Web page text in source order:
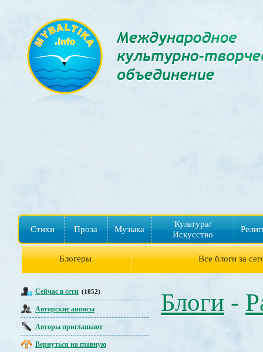
Стихи Проза Музыка
Культура/
Искусство
Блогеры Все блоги за
Сейчас в сети (1052)
Авторские анонсы
Авторы приглашают
Вернуться на главную
Блоги -